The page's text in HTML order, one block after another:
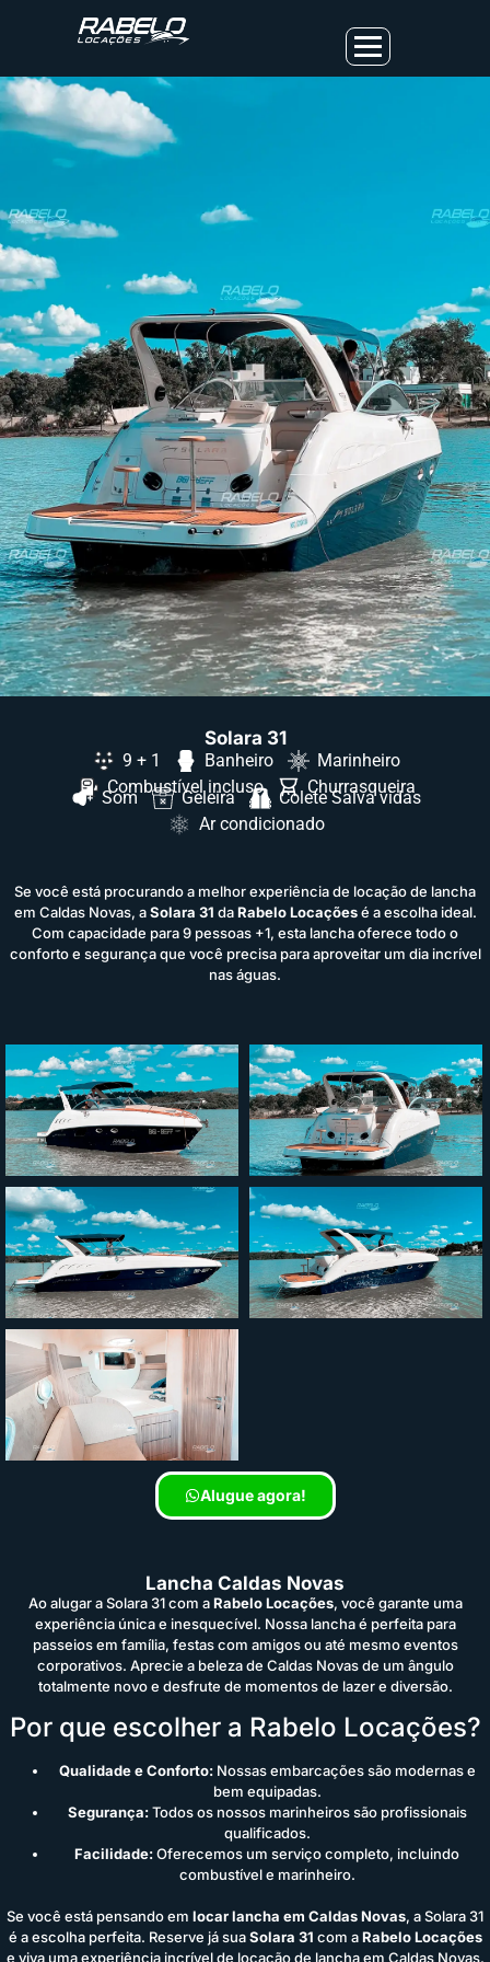
Solara 31
9 + 1 Banheiro
Marinheiro
Combustível incluso
Churrasqueira
Som Geleira
Colete Salva vidas
Ar condicionado
Se você está procurando a melhor experiência de locação de lancha
em Caldas Novas, aSolara 31 daRabelo Locaçõesé a escolha ideal.
Com capacidade para 9 pessoas +1, esta lancha oferece todo o
conforto e segurança que você precisa para aproveitar um dia incrível
nas águas.
Alugue agora!
Lancha Caldas Novas
Ao alugar a Solara 31 com aRabelo Locações, você garante uma
experiência única e inesquecível. Nossa lancha é perfeita para
passeios em família, festas com amigos ou até mesmo eventos
corporativos. Aprecie a beleza de Caldas Novas de um ângulo
totalmente novo e desfrute de momentos de lazer e diversão.
Por que escolher a Rabelo Locações?
Qualidade e Conforto:Nossas embarcações são modernas e
bem equipadas.
Segurança:Todos os nossos marinheiros são profissionais
qualificados.
Facilidade:Oferecemos um serviço completo, incluindo
combustível e marinheiro.
Se você está pensando em locar lancha em Caldas Novas, a Solara 31
é a escolha perfeita. Reserve já suaSolara 31 com aRabelo Locações
e viva uma experiência incrível de locação de lancha em Caldas Novas.